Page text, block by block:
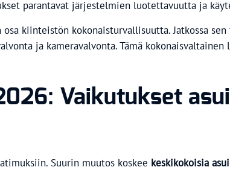
parantavat järjestelmien luotettavuutta ja
kiinteistön kokonaisturvallisuutta. Jatkossa
ja kameravalvonta. Tämä
Vaikutukset
Suurin muutos koskee keskikokoisia